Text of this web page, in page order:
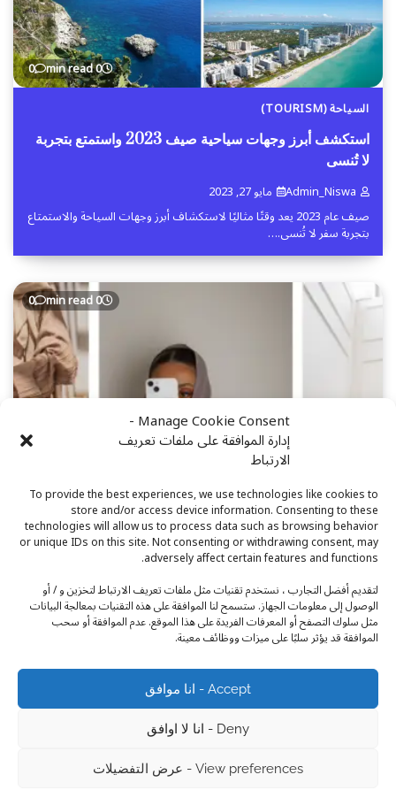
Manage Cookie Consent -
إدارة الموافقة على ملفات تعريف
الارتباط
To provide the best experiences, we use technologies like cookies to
store and/or access device information. Consenting to these
technologies will allow us to process data such as browsing behavior
or unique IDs on this site. Not consenting or withdrawing consent, may
adversely affect certain features and functions.
لتقديم أفضل التجارب ، نستخدم تقنيات مثل ملفات تعريف الارتباط لتخزين و / أو
الوصول إلى معلومات الجهاز. ستسمح لنا الموافقة على هذه التقنيات بمعالجة البيانات
مثل سلوك التصفح أو المعرفات الفريدة على هذا الموقع. عدم الموافقة أو سحب
الموافقة قد يؤثر سلبًا على ميزات ووظائف معينة.
Accept - انا موافق
Deny - انا لا اوافق
View preferences - عرض التفضيلات
0 min read
0
السياحة (TOURISM)
استكشف أبرز وجهات سياحية صيف 2023 واستمتع بتجربة
لا تُنسى
Admin_Niswa مايو 27, 2023
صيف عام 2023 يعد وقتًا مثاليًا لاستكشاف أبرز وجهات السياحة والاستمتاع
بتجربة سفر لا تُنسى.…
0 min read
0
UNCATEGORIZED
استعدوا لصيف 2023: اكتشفوا أحدث صيحات الموضة في
عالم العبايات
الفصل الحارق من الصيف يقترب، ومعه يأتي وقت التجديد في عالم الموضة
والأناقة. إذا كنتِ…
Copyright © 2026Niswa.aeTheme: Recent Blog By